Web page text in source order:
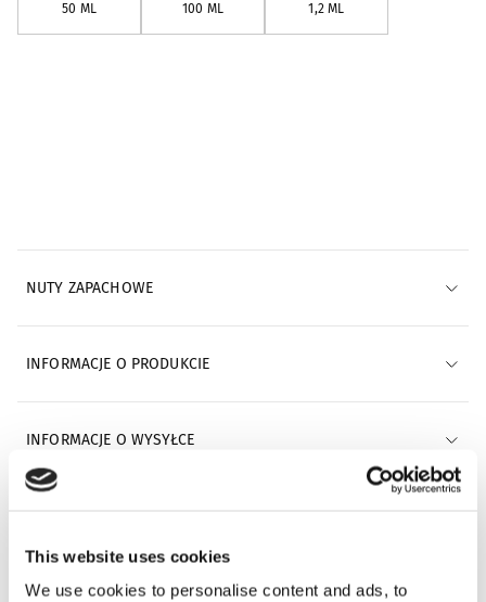
This website uses cookies
We use cookies to personalise content and ads, to
50 ML 100 ML 1,2 ML
NUTY ZAPACHOWE
INFORMACJE O PRODUKCIE
INFORMACJE O WYSYŁCE
OPINIE 5